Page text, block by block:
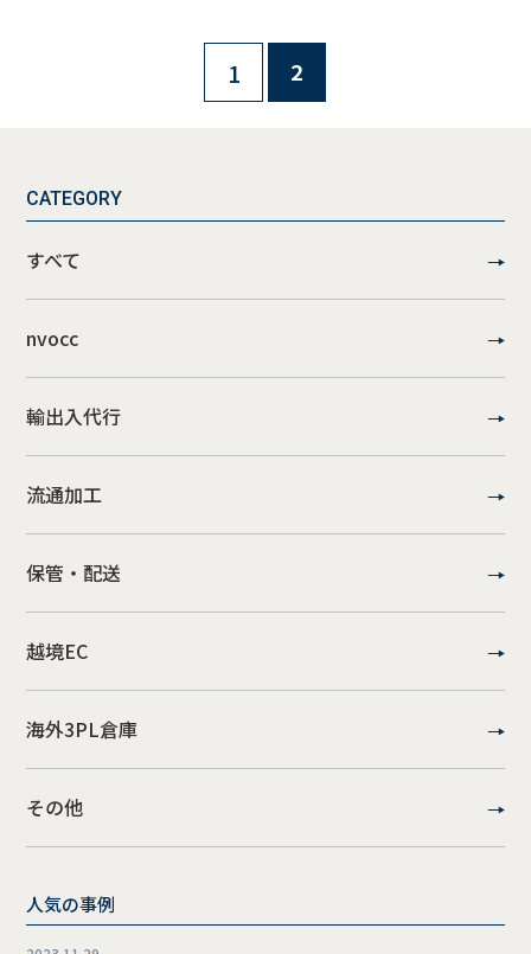
1 2
CATEGORY
すべて
nvocc
輸出入代行
流通加工
保管・配送
越境EC
海外3PL倉庫
その他
人気の事例